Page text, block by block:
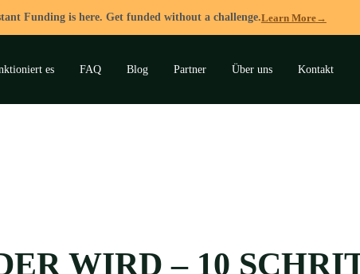
Funding is here. Get funded without a challenge.Learn More→
es FAQ Blog Partner Über uns Kontakt
WIRD – 10